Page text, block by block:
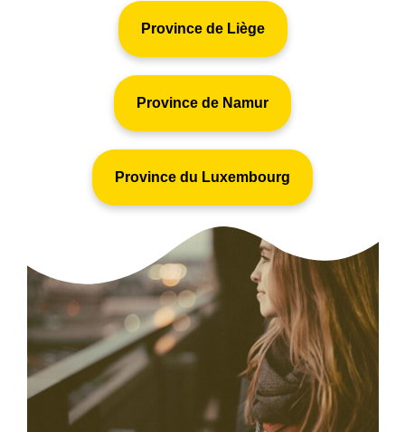
Province de Liège
Province de Namur
Province du Luxembourg